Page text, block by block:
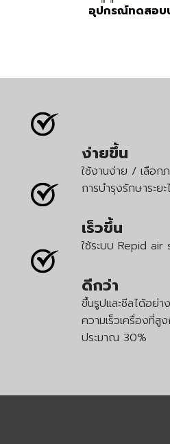
อุปกรณ์ทดสอบ
ง่ายขึ้น
ใช้งานง่าย / เลือก
การบำรุงรักษาระยะ
เร็วขึ้น
ใช้ระบบ Repid
ดีกว่า
ขึ้นรูปและซีลได้อย่า
ความเร็วเครื่องที่สู
ประมาณ 30%